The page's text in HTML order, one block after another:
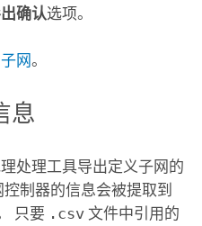
确认选项。
网。
息
处理工具导出定义子网的
制器的信息会被提取到
只要 .csv文件中引用的